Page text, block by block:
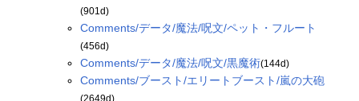
(901d)
Comments/データ/魔法/呪文/ペット・フルート
(456d)
Comments/データ/魔法/呪文/黒魔術(144d)
Comments/ブースト/エリートブースト/嵐の大砲
(2649d)